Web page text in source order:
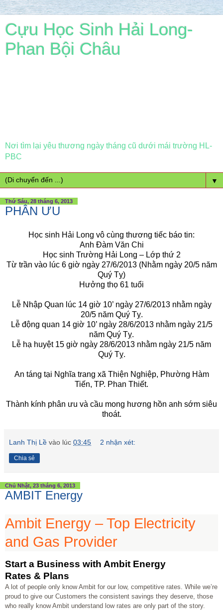
Cựu Học Sinh Hải Long-
Phan Bội Châu
Nơi tìm lại yêu thương ngày tháng cũ dưới mái trường HL-
PBC
▼
Thứ Sáu, 28 tháng 6, 2013
PHÂN ƯU
Học sinh Hải Long vô cùng thương tiếc báo tin:
Anh Đàm Văn Chi
Học sinh Trường Hải Long – Lớp thứ 2
Từ trần vào lúc 6 giờ ngày 27/6/2013 (Nhằm ngày 20/5 năm
Quý Tỵ)
Hưởng thọ 61 tuổi
Lễ Nhập Quan lúc 14 giờ 10’ ngày 27/6/2013 nhằm ngày
20/5 năm Quý Tỵ.
Lễ động quan 14 giờ 10’ ngày 28/6/2013 nhằm ngày 21/5
năm Quý Tỵ.
Lễ hạ huyệt 15 giờ ngày 28/6/2013 nhằm ngày 21/5 năm
Quý Tỵ.
An táng tại Nghĩa trang xã Thiện Nghiệp, Phường Hàm
Tiến, TP. Phan Thiết.
Thành kính phân ưu và cầu mong hương hồn anh sớm siêu
thoát.
Lanh Thị Lề vào lúc 03:45 2 nhận xét:
Chia sẻ
Chủ Nhật, 23 tháng 6, 2013
AMBIT Energy
Ambit Energy – Top Electricity
and Gas Provider
Start a Business with Ambit Energy
Rates & Plans
A lot of people only know Ambit for our low, competitive rates. While we’re
proud to give our Customers the consistent savings they deserve, those
who really know Ambit understand low rates are only part of the story.